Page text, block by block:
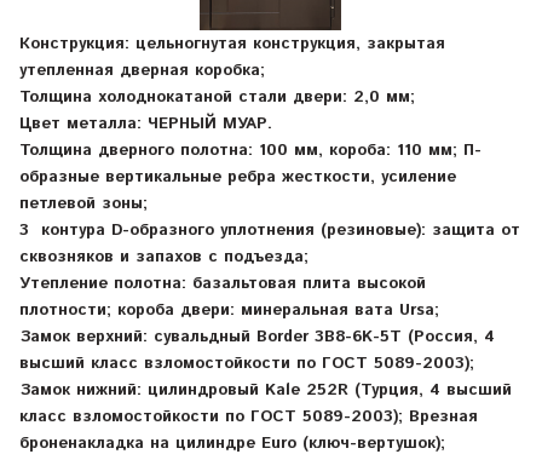
Конструкция: цельногнутая конструкция, закрытая
утепленная дверная коробка;
Толщина холоднокатаной стали двери: 2,0 мм;
Цвет металла: ЧЕРНЫЙ МУАР.
Толщина дверного полотна: 100 мм, короба: 110 мм; П-
образные вертикальные ребра жесткости, усиление
петлевой зоны;
3 контура D-образного уплотнения (резиновые): защита от
сквозняков и запахов с подъезда;
Утепление полотна: базальтовая плита высокой
плотности; короба двери: минеральная вата Ursa;
Замок верхний: сувальдный Border 3B8-6K-5Т (Россия, 4
высший класс взломостойкости по ГОСТ 5089-2003);
Замок нижний: цилиндровый Kale 252R (Турция, 4 высший
класс взломостойкости по ГОСТ 5089-2003); Врезная
броненакладка на цилиндре Euro (ключ-вертушок);